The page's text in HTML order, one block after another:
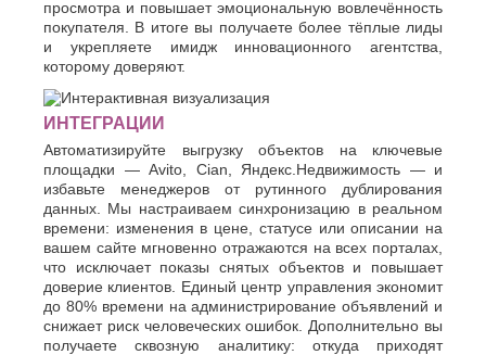
просмотра и повышает эмоциональную вовлечённость
покупателя. В итоге вы получаете более тёплые лиды
и укрепляете имидж инновационного агентства,
которому доверяют.
ИНТЕГРАЦИИ
Автоматизируйте выгрузку объектов на ключевые
площадки — Avito, Cian, Яндекс.Недвижимость — и
избавьте менеджеров от рутинного дублирования
данных. Мы настраиваем синхронизацию в реальном
времени: изменения в цене, статусе или описании на
вашем сайте мгновенно отражаются на всех порталах,
что исключает показы снятых объектов и повышает
доверие клиентов. Единый центр управления экономит
до 80% времени на администрирование объявлений и
снижает риск человеческих ошибок. Дополнительно вы
получаете сквозную аналитику: откуда приходят